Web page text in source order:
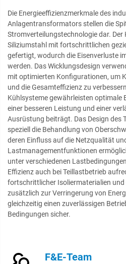
Die Energieeffizienzmerkmale des
Anlagentransformators stellen die
Stromverteilungstechnologie dar.
Siliziumstahl mit fortschrittlichen
gefertigt, wodurch die Eisenverluste
werden. Das Wicklungsdesign
mit optimierten Konfigurationen, um
und die Gesamteffizienz zu
Kühlsysteme gewährleisten optimale
einer besseren Leistung und einer
Ausrüstung beiträgt. Das Design
speziell die Behandlung von
deren Einfluss auf die Netzqualität
Lastmanagementfunktionen
unter verschiedenen
Effizienz auch bei Teillastbetrieb
fortschrittlicher Isoliermaterialien
zusätzlich zur Verringerung von
gleichzeitig einen zuverlässigen
Bedingungen sicher.
F&E-Team